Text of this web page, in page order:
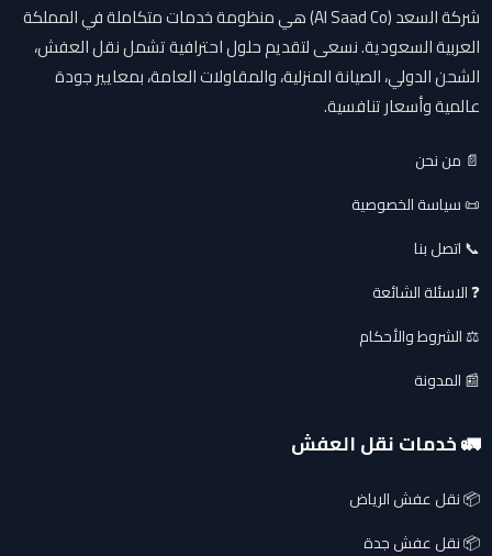
شركة السعد (Al Saad Co) هي منظومة خدمات متكاملة في المملكة
العربية السعودية. نسعى لتقديم حلول احترافية تشمل نقل العفش،
الشحن الدولي، الصيانة المنزلية، والمقاولات العامة، بمعايير جودة
عالمية وأسعار تنافسية.
📄 من نحن
📜 سياسة الخصوصية
📞 اتصل بنا
❓ الاسئلة الشائعة
⚖️ الشروط والأحكام
📰 المدونة
🚛 خدمات نقل العفش
📦 نقل عفش الرياض
📦 نقل عفش جدة